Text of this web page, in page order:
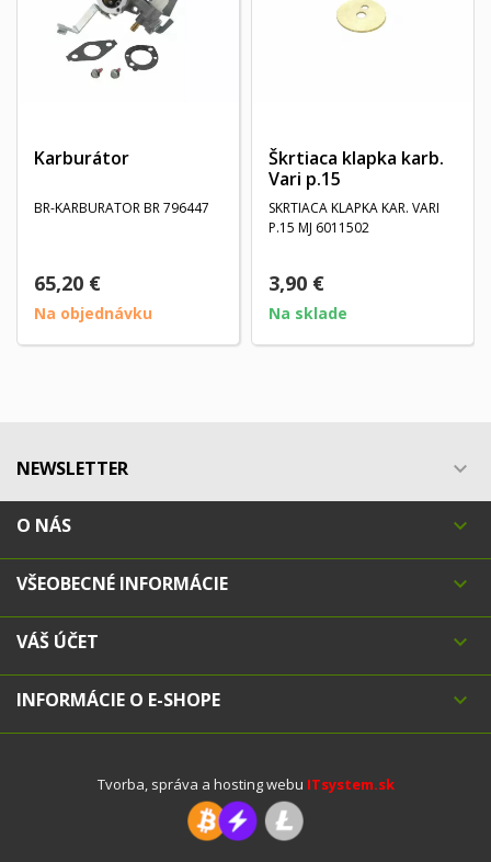
Karburátor
BR-KARBURATOR BR 796447
65,20 €
Na objednávku
Škrtiaca klapka karb.
Vari p.15
SKRTIACA KLAPKA KAR. VARI
P.15 MJ 6011502
3,90 €
Na sklade
NEWSLETTER 
O NÁS 
VŠEOBECNÉ INFORMÁCIE 
VÁŠ ÚČET 
INFORMÁCIE O E-SHOPE 
Tvorba, správa a hosting webu ITsystem.sk